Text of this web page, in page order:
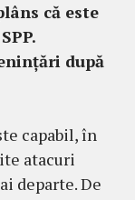
că este
după
capabil, în
atacuri
departe. De